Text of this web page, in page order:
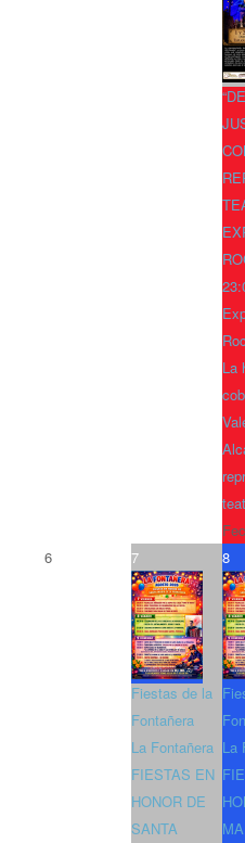
La
6 7
Fiestas de la
Fontañera
La Fontañera
FIESTAS EN
HONOR DE
SANTA
8
La